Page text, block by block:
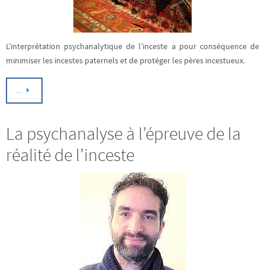
L’interprétation psychanalytique de l’inceste a pour conséquence de
minimiser les incestes paternels et de protéger les pères incestueux.
…
La psychanalyse à l’épreuve de la
réalité de l’inceste